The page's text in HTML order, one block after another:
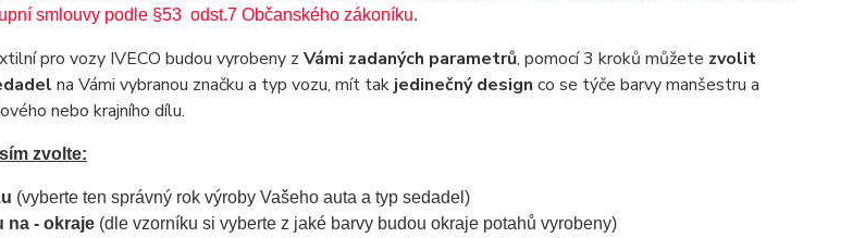
smlouvy podle §53 odst.7 Občanského zákoníku.
pro vozy IVECO budou vyrobeny z Vámi zadaných parametrů, pomocí 3 kroků můžete zvolit
na Vámi vybranou značku a typ vozu, mít tak jedinečný design co se týče barvy manšestru a
nebo krajního dílu.
zvolte:
(vyberte ten správný rok výroby Vašeho auta a typ sedadel)
na - okraje (dle vzorníku si vyberte z jaké barvy budou okraje potahů vyrobeny)